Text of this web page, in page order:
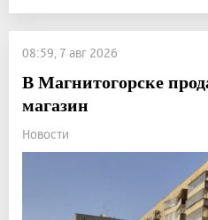
08:59, 7 авг 2026
В Магнитогорске
магазин
Новости